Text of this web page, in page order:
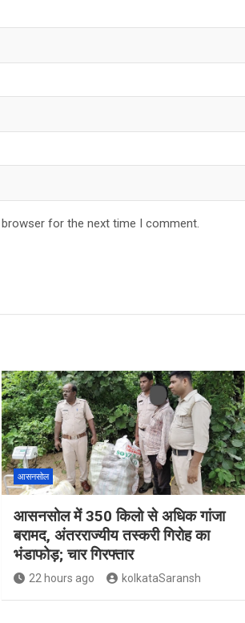
for the next time I comment.
आसनसोल
आसनसोल में 350 किलो से अधिक गांजा
बरामद, अंतरराज्यीय तस्करी गिरोह का
भंडाफोड़; चार गिरफ्तार
22 hours ago kolkataSaransh